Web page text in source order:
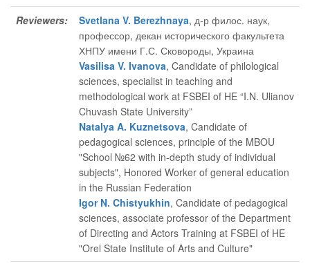
Reviewers: Svetlana V. Berezhnaya, д-р филос. наук,
профессор, декан исторического факультета
ХНПУ имени Г.С. Сковороды, Украина
Vasilisa V. Ivanova, Candidate of philological
sciences, specialist in teaching and
methodological work at FSBEI of HE “I.N. Ulianov
Chuvash State University”
Natalya A. Kuznetsova, Candidate of
pedagogical sciences, principle of the MBOU
"School №62 with in-depth study of individual
subjects", Honored Worker of general education
in the Russian Federation
Igor N. Chistyukhin, Candidate of pedagogical
sciences, associate professor of the Department
of Directing and Actors Training at FSBEI of HE
"Orel State Institute of Arts and Culture"